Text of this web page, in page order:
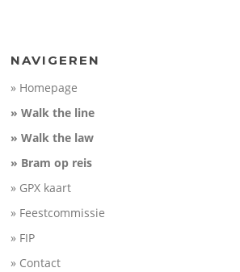
NAVIGEREN
» Homepage
» Walk the line
» Walk the law
» Bram op reis
» GPX kaart
» Feestcommissie
» FIP
» Contact